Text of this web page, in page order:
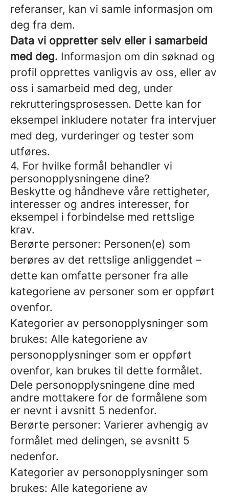
referanser, kan vi samle informasjon om
deg fra dem.
Data vi oppretter selv eller i samarbeid
med deg. Informasjon om din søknad og
profil opprettes vanligvis av oss, eller av
oss i samarbeid med deg, under
rekrutteringsprosessen. Dette kan for
eksempel inkludere notater fra intervjuer
med deg, vurderinger og tester som
utføres.
4. For hvilke formål behandler vi
personopplysningene dine?
Beskytte og håndheve våre rettigheter,
interesser og andres interesser, for
eksempel i forbindelse med rettslige
krav.
Berørte personer: Personen(e) som
berøres av det rettslige anliggendet –
dette kan omfatte personer fra alle
kategoriene av personer som er oppført
ovenfor.
Kategorier av personopplysninger som
brukes: Alle kategoriene av
personopplysninger som er oppført
ovenfor, kan brukes til dette formålet.
Dele personopplysningene dine med
andre mottakere for de formålene som
er nevnt i avsnitt 5 nedenfor.
Berørte personer: Varierer avhengig av
formålet med delingen, se avsnitt 5
nedenfor.
Kategorier av personopplysninger som
brukes: Alle kategoriene av